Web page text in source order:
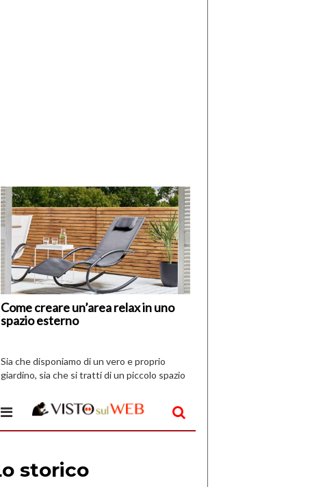
Come creare un’area relax in uno
spazio esterno
di
I
Vespri
Sia che disponiamo di un vero e proprio
giardino, sia che si tratti di un piccolo spazio